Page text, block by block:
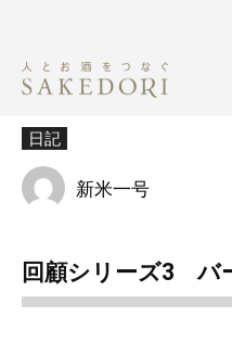
日記
新米一号
回顧シリーズ3 バ